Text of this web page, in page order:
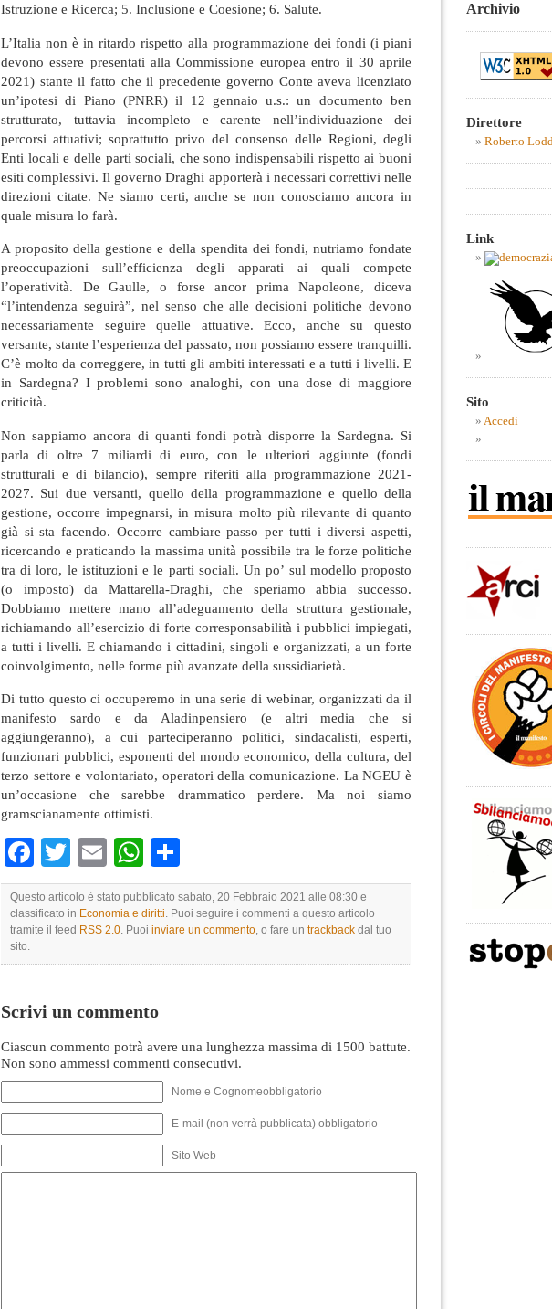
Istruzione e Ricerca; 5. Inclusione e Coesione; 6. Salute.
L’Italia non è in ritardo rispetto alla programmazione dei fondi (i piani
devono essere presentati alla Commissione europea entro il 30 aprile
2021) stante il fatto che il precedente governo Conte aveva licenziato
un’ipotesi di Piano (PNRR) il 12 gennaio u.s.: un documento ben
strutturato, tuttavia incompleto e carente nell’individuazione dei
percorsi attuativi; soprattutto privo del consenso delle Regioni, degli
Enti locali e delle parti sociali, che sono indispensabili rispetto ai buoni
esiti complessivi. Il governo Draghi apporterà i necessari correttivi nelle
direzioni citate. Ne siamo certi, anche se non conosciamo ancora in
quale misura lo farà.
A proposito della gestione e della spendita dei fondi, nutriamo fondate
preoccupazioni sull’efficienza degli apparati ai quali compete
l’operatività. De Gaulle, o forse ancor prima Napoleone, diceva
“l’intendenza seguirà”, nel senso che alle decisioni politiche devono
necessariamente seguire quelle attuative. Ecco, anche su questo
versante, stante l’esperienza del passato, non possiamo essere tranquilli.
C’è molto da correggere, in tutti gli ambiti interessati e a tutti i livelli. E
in Sardegna? I problemi sono analoghi, con una dose di maggiore
criticità.
Non sappiamo ancora di quanti fondi potrà disporre la Sardegna. Si
parla di oltre 7 miliardi di euro, con le ulteriori aggiunte (fondi
strutturali e di bilancio), sempre riferiti alla programmazione 2021-
2027. Sui due versanti, quello della programmazione e quello della
gestione, occorre impegnarsi, in misura molto più rilevante di quanto
già si sta facendo. Occorre cambiare passo per tutti i diversi aspetti,
ricercando e praticando la massima unità possibile tra le forze politiche
tra di loro, le istituzioni e le parti sociali. Un po’ sul modello proposto
(o imposto) da Mattarella-Draghi, che speriamo abbia successo.
Dobbiamo mettere mano all’adeguamento della struttura gestionale,
richiamando all’esercizio di forte corresponsabilità i pubblici impiegati,
a tutti i livelli. E chiamando i cittadini, singoli e organizzati, a un forte
coinvolgimento, nelle forme più avanzate della sussidiarietà.
Di tutto questo ci occuperemo in una serie di webinar, organizzati da il
manifesto sardo e da Aladinpensiero (e altri media che si
aggiungeranno), a cui parteciperanno politici, sindacalisti, esperti,
funzionari pubblici, esponenti del mondo economico, della cultura, del
terzo settore e volontariato, operatori della comunicazione. La NGEU è
un’occasione che sarebbe drammatico perdere. Ma noi siamo
gramscianamente ottimisti.
Facebook
TwitterEmailWhatsApp
Questo articolo è stato pubblicato sabato, 20 Febbraio 2021 alle 08:30 e
classificato in Economia e diritti. Puoi seguire i commenti a questo articolo
tramite il feed RSS 2.0. Puoi inviare un commento, o fare un trackback dal tuo
sito.
Scrivi un commento
Ciascun commento potrà avere una lunghezza massima di 1500 battute.
Non sono ammessi commenti consecutivi.
Nome e Cognomeobbligatorio
E-mail (non verrà pubblicata) obbligatorio
Sito Web
Archivio
Direttore
Roberto
Link
Sito
Accedi